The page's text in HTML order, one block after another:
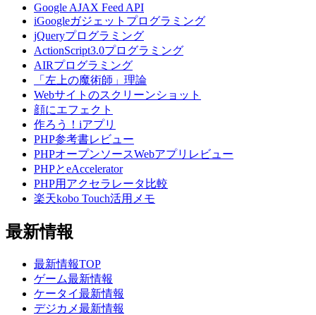
Google AJAX Feed API
iGoogleガジェットプログラミング
jQueryプログラミング
ActionScript3.0プログラミング
AIRプログラミング
「左上の魔術師」理論
Webサイトのスクリーンショット
顔にエフェクト
作ろう！iアプリ
PHP参考書レビュー
PHPオープンソースWebアプリレビュー
PHPとeAccelerator
PHP用アクセラレータ比較
楽天kobo Touch活用メモ
最新情報
最新情報TOP
ゲーム最新情報
ケータイ最新情報
デジカメ最新情報